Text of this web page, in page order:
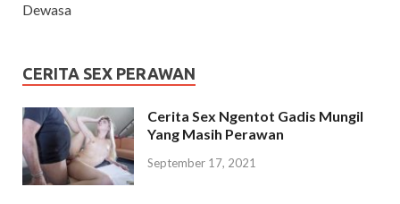
Dewasa
CERITA SEX PERAWAN
Cerita Sex Ngentot Gadis Mungil
Yang Masih Perawan
September 17, 2021